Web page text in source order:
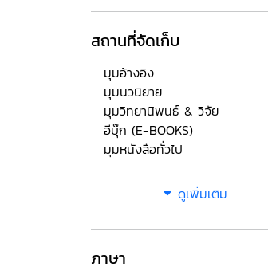
สถานที่จัดเก็บ
มุมอ้างอิง
มุมนวนิยาย
มุมวิทยานิพนธ์ & วิจัย
อีบุ๊ก (E-BOOKS)
มุมหนังสือทั่วไป
ดูเพิ่มเติม
ภาษา